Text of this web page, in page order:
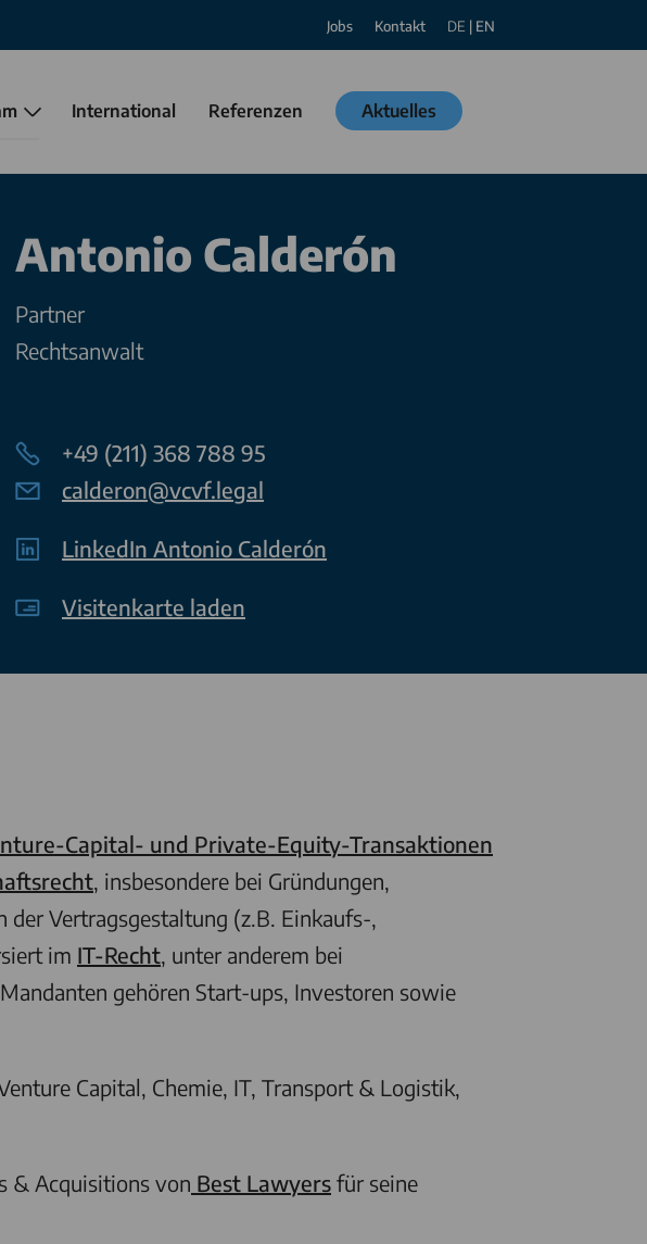
Jobs Kontakt DE | EN
International Referenzen Aktuelles
Antonio Calderón
Partner
Rechtsanwalt
+49 (211) 368 788 95
calderon@vcvf.legal
LinkedIn Antonio Calderón
Visitenkarte laden
Capital- und Private-Equity-Transaktionen
, insbesondere bei Gründungen,
Vertragsgestaltung (z.B. Einkaufs-,
im IT-Recht, unter anderem bei
gehören Start-ups, Investoren sowie
Capital, Chemie, IT, Transport & Logistik,
& Acquisitions von Best Lawyers für seine